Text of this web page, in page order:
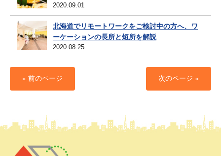
2020.09.01
北海道でリモートワークをご検討中の方へ、ワ
ーケーションの長所と短所を解説
2020.08.25
« 前のページ 次のページ »